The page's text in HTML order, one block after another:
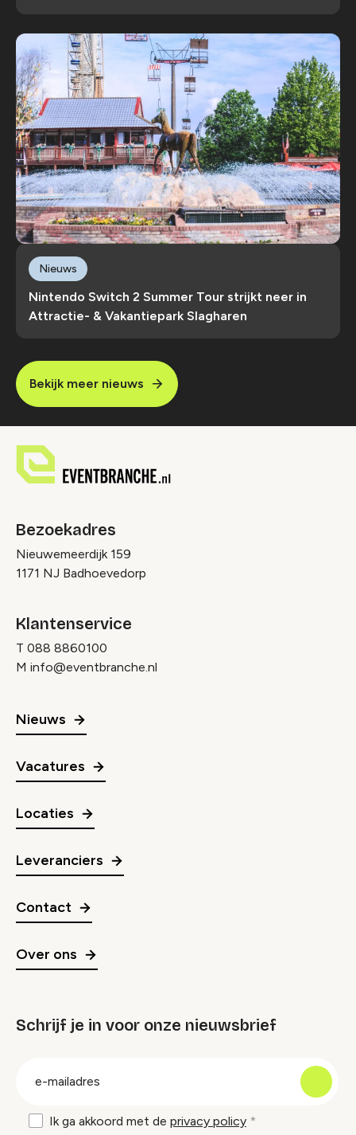
Nintendo Switch 2 Summer Tour strijkt neer in
Attractie- & Vakantiepark Slagharen
Nieuws
Bekijk meer nieuws
Bezoekadres
Nieuwemeerdijk 159
1171 NJ Badhoevedorp
Klantenservice
T 088 8860100
M info@eventbranche.nl
Nieuws
Vacatures
Locaties
Leveranciers
Contact
Over ons
Schrijf je in voor onze nieuwsbrief
Ik ga akkoord met de privacy policy